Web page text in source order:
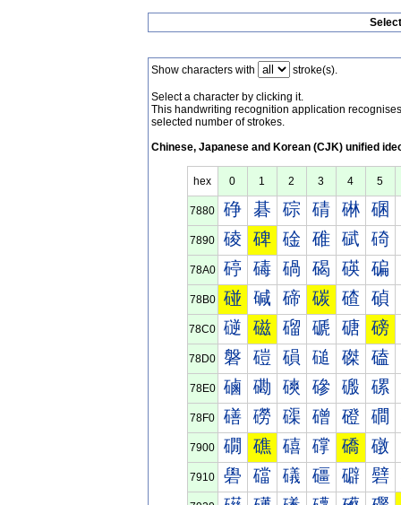
Show characters with stroke(s).
Select a character by clicking it.
This handwriting recognition application
selected number of strokes.
Chinese, Japanese and Korean (CJK) unified
hex 0 1 2 3 4 5
7880 碀 碁 碂 碃 碄 碅
7890 碐 碑 碒 碓 碔 碕
78A0 碠 碡 碢 碣 碤 碥
78B0 碰 碱 碲 碳 碴 碵
78C0 磀 磁 磂 磃 磄 磅
78D0 磐 磑 磒 磓 磔 磕
78E0 磠 磡 磢 磣 磤 磥
78F0 磰 磱 磲 磳 磴 磵
7900 礀 礁 礂 礃 礄 礅
7910 礐 礑 礒 礓 礔 礕